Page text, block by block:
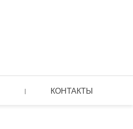
| КОНТАКТЫ